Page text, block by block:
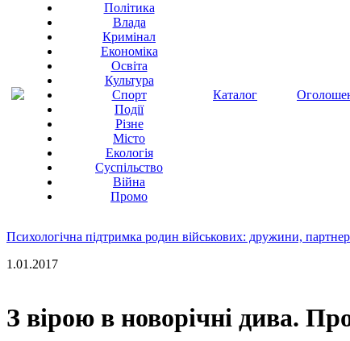
Політика
Влада
Кримінал
Економіка
Освіта
Культура
Спорт
Події
Різне
Місто
Екологія
Суспільство
Війна
Промо
Каталог
Психологічна підтримка родин військових: дружини,
1.01.2017
З вірою в новорічні дива.